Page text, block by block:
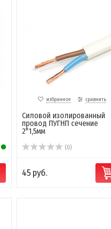
избранное сравнить
Силовой изолированный
провод ПУГНП сечение
2*1,5мм
(0)
45 руб.